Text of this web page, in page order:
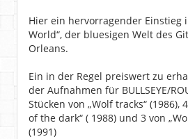
Hier ein hervorragender Einstieg
World“, der bluesigen Welt des
Orleans.
Ein in der Regel preiswert zu
der Aufnahmen für BULLSEYE/
Stücken von „Wolf tracks“ (1986),
of the dark“ ( 1988) und 3 von
(1991)